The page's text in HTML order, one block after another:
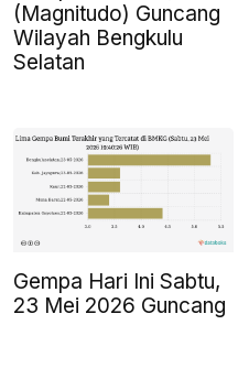
(Magnitudo) Guncang
Wilayah Bengkulu
Selatan
Gempa Hari Ini Sabtu,
23 Mei 2026 Guncang